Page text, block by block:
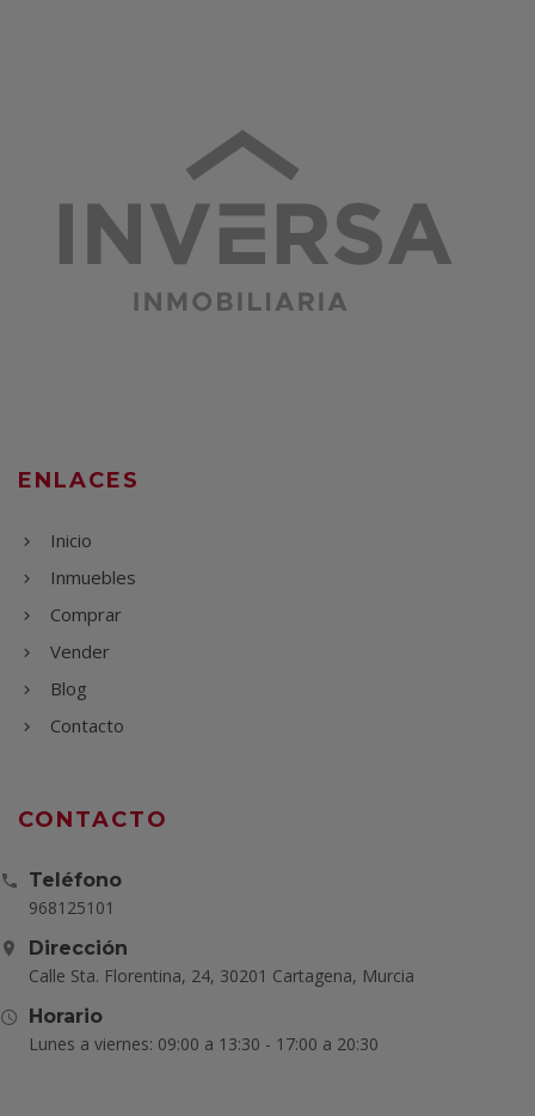
ENLACES
Inicio
Inmuebles
Comprar
Vender
Blog
Contacto
CONTACTO
Teléfono
968125101
Dirección
Calle Sta. Florentina, 24, 30201 Cartagena, Murcia
Horario
Lunes a viernes: 09:00 a 13:30 - 17:00 a 20:30